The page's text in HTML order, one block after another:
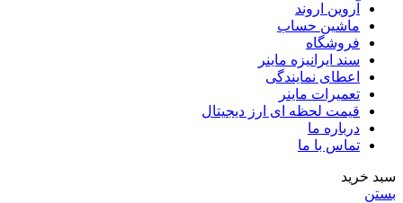
آروین اروند
ماشین حساب
فروشگاه
سند ایرانیزه ماینر
اعطای نمایندگی
تعمیرات ماینر
قیمت لحظه ای ارز دیجیتال
درباره ما
تماس با ما
سبد خرید
بستن